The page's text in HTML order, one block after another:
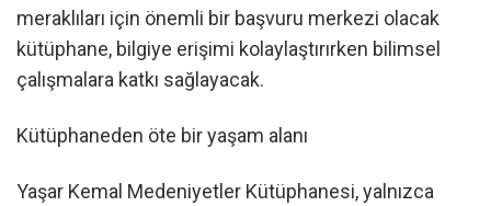
meraklıları için önemli bir başvuru merkezi olacak
kütüphane, bilgiye erişimi kolaylaştırırken bilimsel
çalışmalara katkı sağlayacak.
Kütüphaneden öte bir yaşam alanı
Yaşar Kemal Medeniyetler Kütüphanesi, yalnızca